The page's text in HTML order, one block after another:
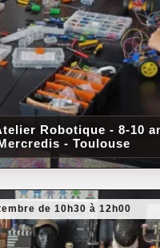
Robotique - 8-10
- Toulouse
de 10h30 à 12h00